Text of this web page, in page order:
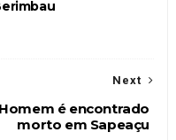
Next
Homem é encontrado
morto em Sapeaçu